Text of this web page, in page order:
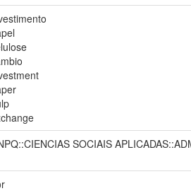
SOCIAIS